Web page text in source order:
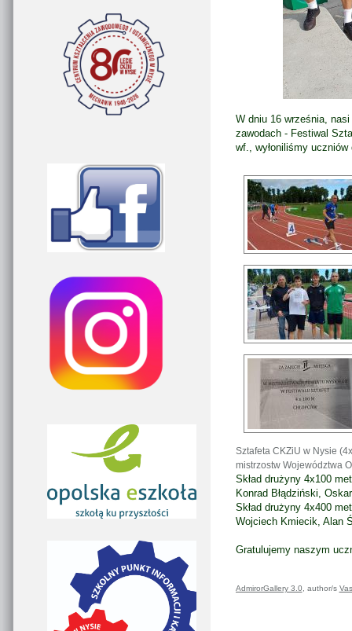
W dniu 16 września,
zawodach - Festiwal
wf., wyłoniliśmy
Sztafeta CKZiU w Nysie
mistrzostw Województwa
Skład drużyny 4x100
Konrad Błądziński,
Skład drużyny 4x400
Wojciech Kmiecik, Alan
Gratulujemy naszym
AdmirorGallery 3.0, author/s